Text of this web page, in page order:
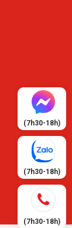
(7h30-18h)
(7h30-18h)
(7h30-18h)